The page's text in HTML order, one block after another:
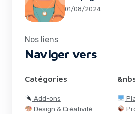
01/08/2024
Nos liens
Naviger vers
Catégories
Add-ons
Design & Créativité